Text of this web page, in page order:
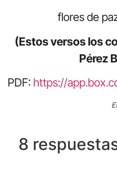
flores de
(Estos versos los
Pérez
PDF: https://
8